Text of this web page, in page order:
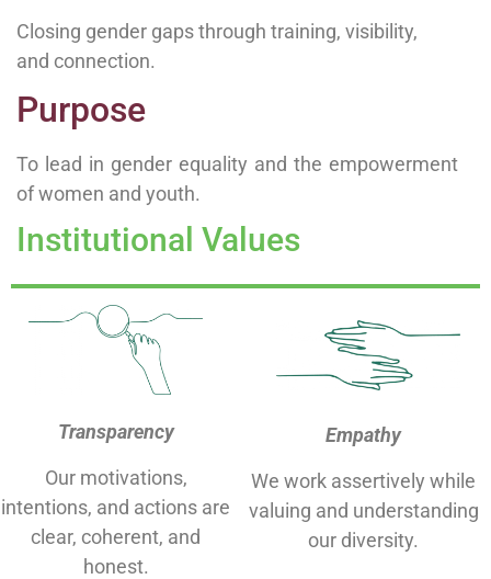
Closing gender gaps through training, visibility,
and connection.
Purpose
To lead in gender equality and the empowerment
of women and youth.
Institutional Values
Transparency
Our motivations,
intentions, and actions are
clear, coherent, and
honest.
Empathy
We work assertively while
valuing and understanding
our diversity.